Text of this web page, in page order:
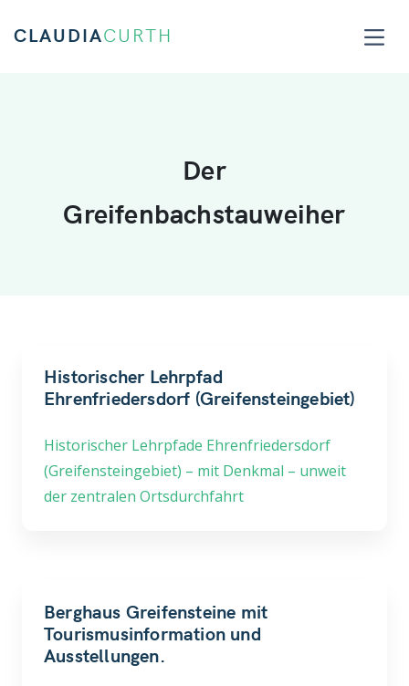
CLAUDIACURTH
Der
Greifenbachstauweiher
Historischer Lehrpfad
Ehrenfriedersdorf (Greifensteingebiet)
Historischer Lehrpfade Ehrenfriedersdorf
(Greifensteingebiet) – mit Denkmal – unweit
der zentralen Ortsdurchfahrt
Berghaus Greifensteine mit
Tourismusinformation und
Ausstellungen.